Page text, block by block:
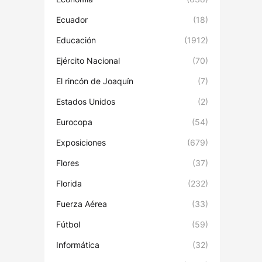
Ecuador (18)
Educación (1912)
Ejército Nacional (70)
El rincón de Joaquín (7)
Estados Unidos (2)
Eurocopa (54)
Exposiciones (679)
Flores (37)
Florida (232)
Fuerza Aérea (33)
Fútbol (59)
Informática (32)